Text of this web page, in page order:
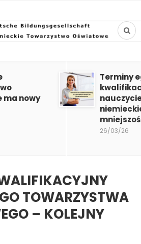
ma nowy
Terminy
26/03/26
TOWARZYSTWA
– KOLEJNY